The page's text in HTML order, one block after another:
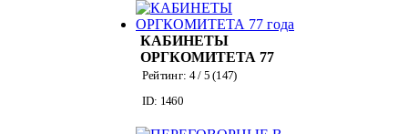
КАБИНЕТЫ
ОРГКОМИТЕТА 77
года
Рейтинг: 4/ 5 (147)
ID: 1460